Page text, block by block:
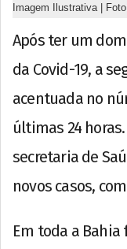
Imagem Ilustrativa |
Após ter um
da Covid-19, a
acentuada no
últimas 24
secretaria de
novos casos,
Em toda a Bahia